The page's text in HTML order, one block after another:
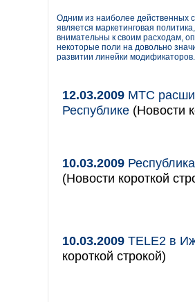
Одним из наиболее действенных
является маркетинговая
внимательны к своим расходам,
некоторые поли на довольно
развитии линейки модификаторов.
12.03.2009 МТС
Республике (Новости
10.03.2009
(Новости короткой
10.03.2009 TELE2 в
короткой строкой)